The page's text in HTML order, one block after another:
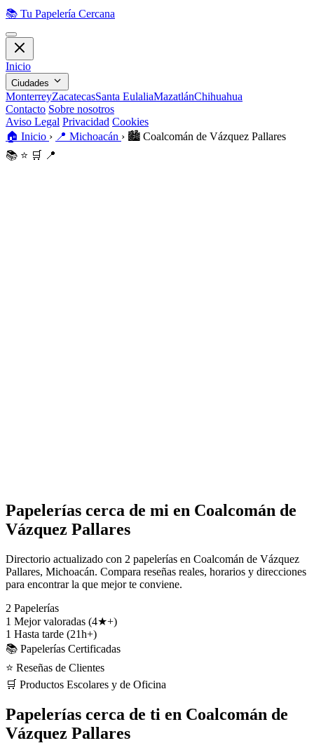
📚 Tu Papelería Cercana
Inicio
Ciudades
MonterreyZacatecasSanta EulaliaMazatlánChihuahua
Contacto Sobre nosotros
Aviso Legal Privacidad Cookies
🏠 Inicio › 📍 Michoacán › 🏙️ Coalcomán de Vázquez Pallares
📚 ⭐ 🛒 📍
Papelerías cerca de mi en Coalcomán de
Vázquez Pallares
Directorio actualizado con 2 papelerías en Coalcomán de Vázquez
Pallares, Michoacán. Compara reseñas reales, horarios y direcciones
para encontrar la que mejor te conviene.
2 Papelerías
1 Mejor valoradas (4★+)
1 Hasta tarde (21h+)
📚 Papelerías Certificadas
⭐ Reseñas de Clientes
🛒 Productos Escolares y de Oficina
Papelerías cerca de ti en Coalcomán de
Vázquez Pallares